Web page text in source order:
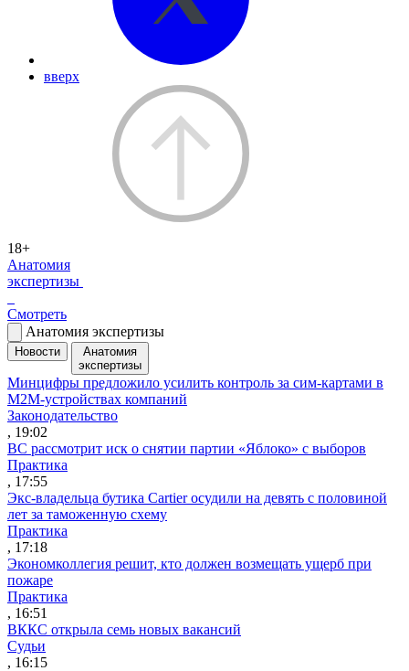
вверх
18+
Анатомия
экспертизы
Смотреть
Анатомия экспертизы
Новости
Анатомия
экспертизы
Минцифры предложило усилить контроль за сим-картами в
M2M-устройствах компаний
Законодательство
, 19:02
ВС рассмотрит иск о снятии партии «Яблоко» с выборов
Практика
, 17:55
Экс-владельца бутика Cartier осудили на девять с половиной
лет за таможенную схему
Практика
, 17:18
Экономколлегия решит, кто должен возмещать ущерб при
пожаре
Практика
, 16:51
ВККС открыла семь новых вакансий
Судьи
, 16:15